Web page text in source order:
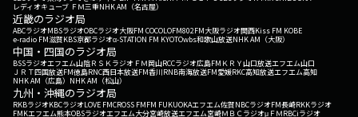
レディオキューブ ＦＭ三重NHK AM（名古屋）
近畿のラジオ局
ABCラジオMBSラジオOBCラジオ大阪FM COCOLOFM802FM大阪ラジオ関西Kiss FM KOBE
e-radio FM滋賀KBS京都ラジオα-STATION FM KYOTOwbs和歌山放送NHK AM（大阪）
中国・四国のラジオ局
BSSラジオエフエム山陰ＲＳＫラジオ ＦＭ岡山RCCラジオ広島FM ＫＲＹ山口放送エフエム山口
ＪＲＴ四国放送FM徳島RNC西日本放送FM香川RNB南海放送FM愛媛RKC高知放送エフエム高知
NHK AM（広島） NHK AM（松山）
九州・沖縄のラジオ局
RKBラジオKBCラジオLOVE FMCROSS FMFM FUKUOKAエフエム佐賀NBCラジオFM長崎RKKラジオ
FMKエフエム熊本OBSラジオエフエム大分宮崎放送エフエム宮崎ＭＢＣラジオμＦＭRBCiラジオ